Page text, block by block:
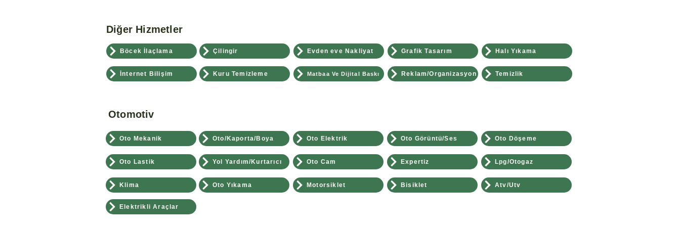
Diğer Hizmetler
Böcek İlaçlama Çilingir Evden eve Nakliyat Grafik Tasarım Halı Yıkama
İnternet Bilişim Kuru Temizleme Matbaa Ve Dijital Baskı Reklam/Organizasyon Temizlik
Otomotiv
Oto Mekanik Oto/Kaporta/Boya Oto Elektrik Oto Görüntü/Ses Oto Döşeme
Oto Lastik Yol Yardım/Kurtarıcı Oto Cam Expertiz Lpg/Otogaz
Klima Oto Yıkama Motorsiklet Bisiklet Atv/Utv
Elektrikli Araçlar